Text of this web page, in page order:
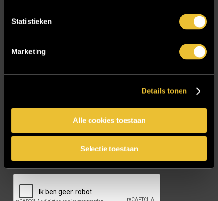
Statistieken
Marketing
Details tonen
Alle cookies toestaan
Selectie toestaan
Vacatures
CAPTCHA